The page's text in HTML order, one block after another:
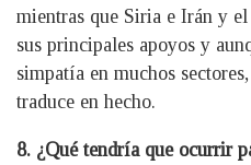
mientras que Siria e Irán y
sus principales apoyos y
simpatía en muchos
traduce en hecho.
8. ¿Qué tendría que ocurrir